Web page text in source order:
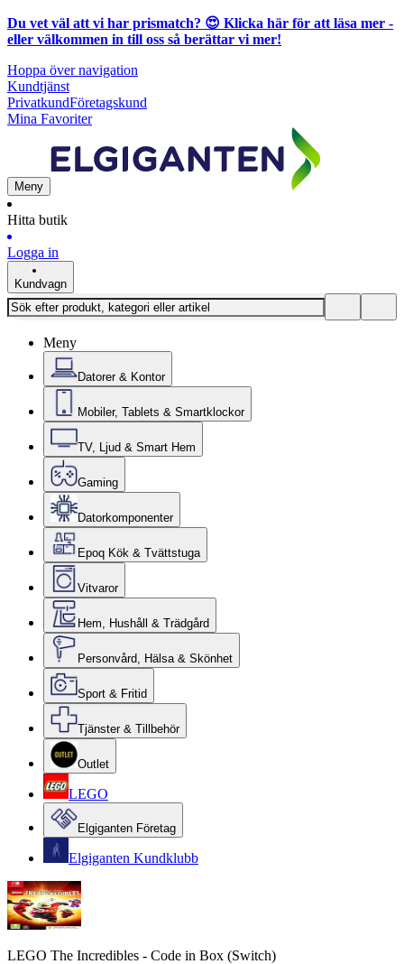
Du vet väl att vi har prismatch? 😍 Klicka här för att läsa mer -
eller välkommen in till oss så berättar vi mer!
Hoppa över navigation
Kundtjänst
PrivatkundFöretagskund
Mina Favoriter
Meny
Hitta butik
Logga in
Kundvagn
Meny
Datorer & Kontor
Mobiler, Tablets & Smartklockor
TV, Ljud & Smart Hem
Gaming
Datorkomponenter
Epoq Kök & Tvättstuga
Vitvaror
Hem, Hushåll & Trädgård
Personvård, Hälsa & Skönhet
Sport & Fritid
Tjänster & Tillbehör
Outlet
LEGO
Elgiganten Företag
Elgiganten Kundklubb
LEGO The Incredibles - Code in Box (Switch)